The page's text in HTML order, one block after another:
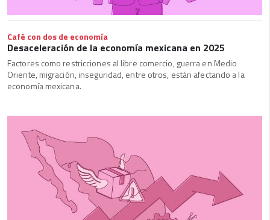
Café con dos de economía
Desaceleración de la economía mexicana en 2025
Factores como restricciones al libre comercio, guerra en Medio
Oriente, migración, inseguridad, entre otros, están afectando a la
economía mexicana.